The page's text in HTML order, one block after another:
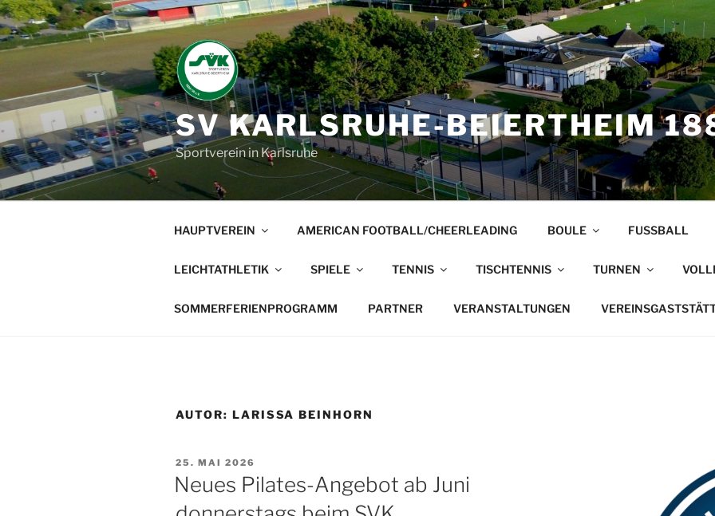
Zum
Inhalt
springen
SV KARLSRUHE-BEIERTHEIM
Sportverein in Karlsruhe
HAUPTVEREIN AMERICAN FOOTBALL/CHEERLEADING BOULE FUSSBALL
LEICHTATHLETIK SPIELE TENNIS TISCHTENNIS TURNEN
SOMMERFERIENPROGRAMM PARTNER VERANSTALTUNGEN
AUTOR: LARISSA BEINHORN
VERÖFFENTLICHT
AM
25. MAI 2026
Neues Pilates-Angebot ab Juni